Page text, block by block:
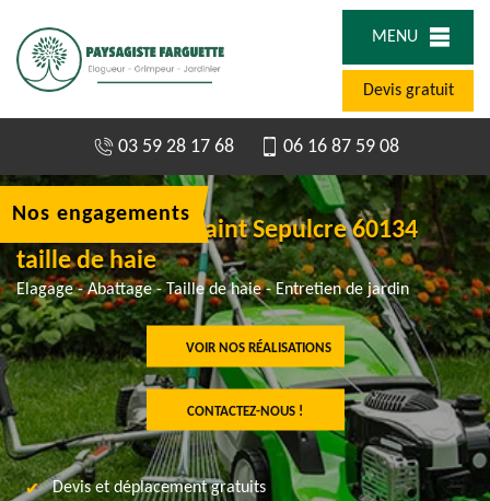
MENU
Devis gratuit
03 59 28 17 68 06 16 87 59 08
Elagueur Villers Saint Sepulcre 60134
taille de haie
Elagage - Abattage - Taille de haie - Entretien de jardin
VOIR NOS RÉALISATIONS
CONTACTEZ-NOUS !
Nos engagements
Devis et déplacement gratuits